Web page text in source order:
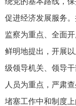
促进经济发展服务
监察为重点、全面
鲜明地提出，开展
级领导机关、领导
人员为重点，严肃
堵塞工作中和制度